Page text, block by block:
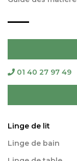
01 40 27 97 49
Linge de lit
Linge de bain